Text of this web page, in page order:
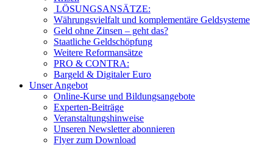
LÖSUNGSANSÄTZE:
Währungsvielfalt und komplementäre Geldsysteme
Geld ohne Zinsen – geht das?
Staatliche Geldschöpfung
Weitere Reformansätze
PRO & CONTRA:
Bargeld & Digitaler Euro
Unser Angebot
Online-Kurse und Bildungsangebote
Experten-Beiträge
Veranstaltungshinweise
Unseren Newsletter abonnieren
Flyer zum Download